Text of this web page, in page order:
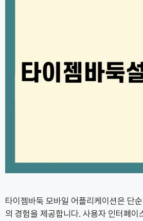
타이젬바둑 모바일 어플리케이션은 단
의 경험을 제공합니다. 사용자 인터페이